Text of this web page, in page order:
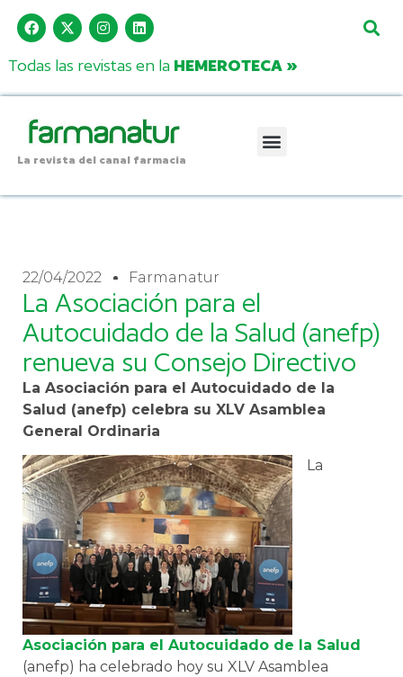
Todas las revistas en la HEMEROTECA »
La revista del canal farmacia
22/04/2022 Farmanatur
La Asociación para el
Autocuidado de la Salud (anefp)
renueva su Consejo Directivo
La Asociación para el Autocuidado de la
Salud (anefp) celebra su XLV Asamblea
General Ordinaria
La
Asociación para el Autocuidado de la Salud
(anefp) ha celebrado hoy su XLV Asamblea